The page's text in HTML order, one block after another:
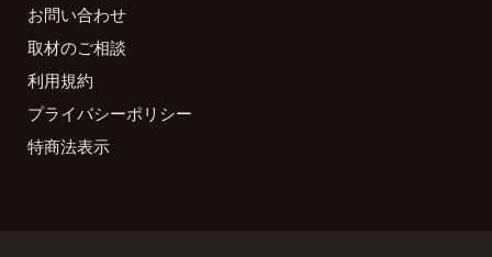
お問い合わせ
取材のご相談
利用規約
プライバシーポリシー
特商法表示